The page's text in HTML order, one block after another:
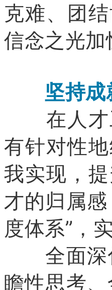
克难、团
信念之光
坚持成就
在人才
有针对性
我实现，
才的归属
度体系”，
全面深化
瞻性思考